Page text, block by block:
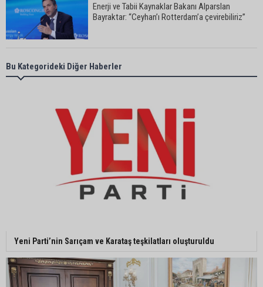
Enerji ve Tabii Kaynaklar Bakanı Alparslan
Bayraktar: “Ceyhan’ı Rotterdam’a çevirebiliriz”
Başkan Ali Bedrettin Karataş’tan sahiller için
duyarlılık çağrısı
MHP Adana İl Başkanı Hakan Yıldırım:
“Liderimize dil uzatmak sizin haddinize değildir”
Adanalı 13 yaşındaki Ela Nur şelalede hayatını
kaybetti
Adanalı NASA astronotu Deniz Burnham uzaya
Bu Kategorideki Diğer Haberler
Yeni Parti’nin Sarıçam ve Karataş teşkilatları oluşturuldu